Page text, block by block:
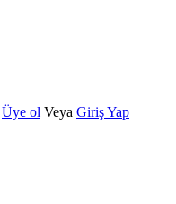
Üye ol Veya Giriş Yap